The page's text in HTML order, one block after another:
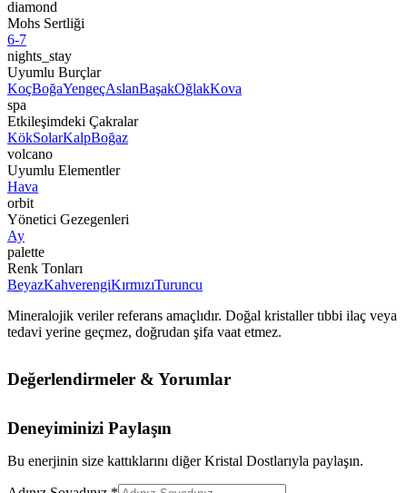
diamond
Mohs Sertliği
6-7
nights_stay
Uyumlu Burçlar
KoçBoğaYengeçAslanBaşakOğlakKova
spa
Etkileşimdeki Çakralar
KökSolarKalpBoğaz
volcano
Uyumlu Elementler
Hava
orbit
Yönetici Gezegenleri
Ay
palette
Renk Tonları
BeyazKahverengiKırmızıTuruncu
Mineralojik veriler referans amaçlıdır. Doğal kristaller tıbbi ilaç veya
tedavi yerine geçmez, doğrudan şifa vaat etmez.
Değerlendirmeler & Yorumlar
Deneyiminizi Paylaşın
Bu enerjinin size kattıklarını diğer Kristal Dostlarıyla paylaşın.